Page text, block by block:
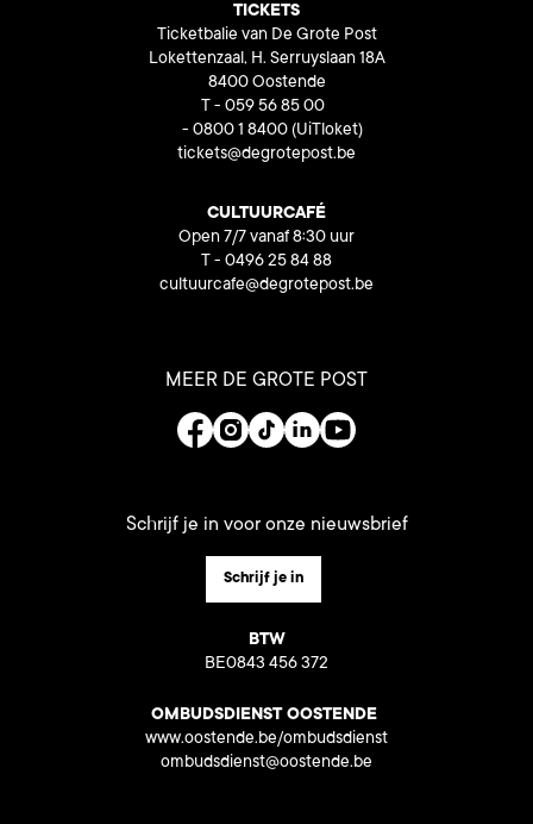
TICKETS
Ticketbalie van De Grote Post
Lokettenzaal, H. Serruyslaan 18A
8400 Oostende
T - 059 56 85 00
- 0800 1 8400 (UiTloket)
tickets@degrotepost.be
CULTUURCAFÉ
Open 7/7 vanaf 8:30 uur
T - 0496 25 84 88
cultuurcafe@degrotepost.be
MEER DE GROTE POST
Schrijf je in voor onze nieuwsbrief
Schrijf je in
BTW
BE0843 456 372
OMBUDSDIENST OOSTENDE
www.oostende.be/ombudsdienst
ombudsdienst@oostende.be